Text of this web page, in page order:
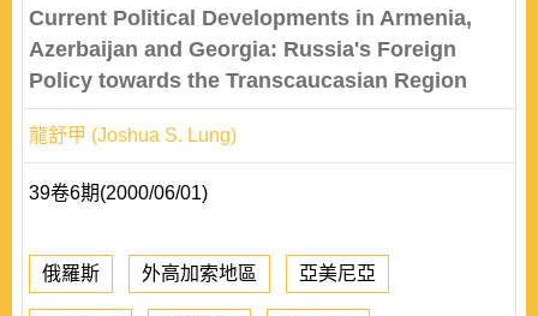
Current Political Developments in Armenia,
Azerbaijan and Georgia: Russia's Foreign
Policy towards the Transcaucasian Region
龍舒甲 (Joshua S. Lung)
39卷6期(2000/06/01)
俄羅斯 外高加索地區 亞美尼亞